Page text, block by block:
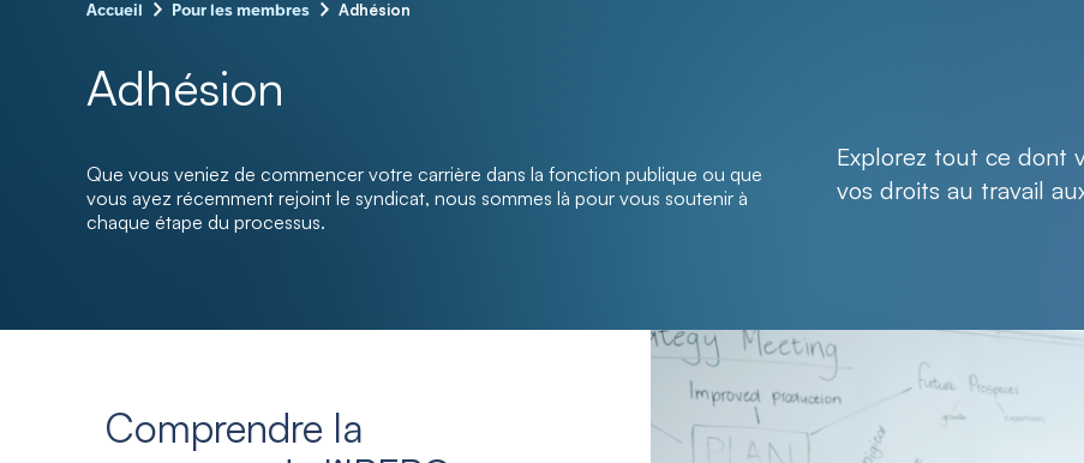
Accueil – Pour les membres – Adhésion
Adhésion
Que vous veniez de commencer votre carrière dans la fonction publique ou que
vous ayez récemment rejoint le syndicat, nous sommes là pour vous soutenir à
chaque étape du processus.
Explorez tout ce dont
vos droits au travail
Comprendre la